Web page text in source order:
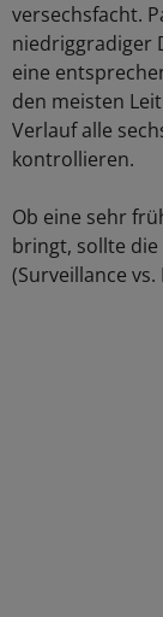
versechsfacht.
niedriggradiger
eine
den meisten
Verlauf alle
kontrollieren.
Ob eine sehr
bringt, sollte die
(Surveillance